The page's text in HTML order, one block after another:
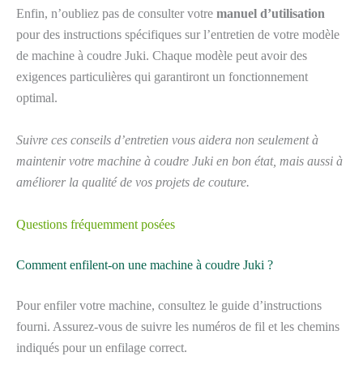
Enfin, n’oubliez pas de consulter votre manuel d’utilisation
pour des instructions spécifiques sur l’entretien de votre modèle
de machine à coudre Juki. Chaque modèle peut avoir des
exigences particulières qui garantiront un fonctionnement
optimal.
Suivre ces conseils d’entretien vous aidera non seulement à
maintenir votre machine à coudre Juki en bon état, mais aussi à
améliorer la qualité de vos projets de couture.
Questions fréquemment posées
Comment enfilent-on une machine à coudre Juki ?
Pour enfiler votre machine, consultez le guide d’instructions
fourni. Assurez-vous de suivre les numéros de fil et les chemins
indiqués pour un enfilage correct.